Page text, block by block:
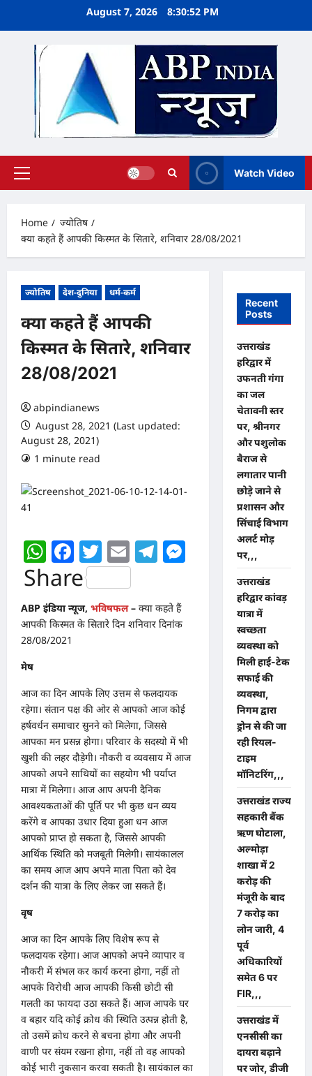
August 7, 2026 8:30:52 PM
Primary
Watch Video
Home
ज्योतिष
क्या कहते हैं आपकी किस्मत के सितारे, शनिवार 28/08/2021
ज्योतिष देश-दुनिया धर्म-कर्म
क्या कहते हैं आपकी
किस्मत के सितारे, शनिवार
28/08/2021
abpindianews
August 28, 2021 (Last updated:
August 28, 2021)
1 minute read
WhatsApp
Facebook
Twitter
EmailTelegram
Messenger
Share
ABP इंडिया न्यूज, भविषफल– क्या कहते हैं
आपकी किस्मत के सितारे दिन शनिवार दिनांक
28/08/2021
मेष
आज का दिन आपके लिए उत्तम से फलदायक
रहेगा। संतान पक्ष की ओर से आपको आज कोई
हर्षवर्धन समाचार सुनने को मिलेगा, जिससे
आपका मन प्रसन्न होगा। परिवार के सदस्यो में भी
खुशी की लहर दौड़ेगी। नौकरी व व्यवसाय में आज
आपको अपने साथियों का सहयोग भी पर्याप्त
मात्रा में मिलेगा। आज आप अपनी दैनिक
आवश्यकताओं की पूर्ति पर भी कुछ धन व्यय
करेंगे व आपका उधार दिया हुआ धन आज
आपको प्राप्त हो सकता है, जिससे आपकी
आर्थिक स्थिति को मजबूती मिलेगी। सायंकालल
का समय आज आप अपने माता पिता को देव
दर्शन की यात्रा के लिए लेकर जा सकते हैं।
वृष
आज का दिन आपके लिए विशेष रूप से
फलदायक रहेगा। आज आपको अपने व्यापार व
नौकरी में संभल कर कार्य करना होगा, नहीं तो
आपके विरोधी आज आपकी किसी छोटी सी
गलती का फायदा उठा सकते हैं। आज आपके घर
व बहार यदि कोई क्रोध की स्थिति उत्पन्न होती है,
तो उसमें क्रोध करने से बचना होगा और अपनी
वाणी पर संयम रखना होगा, नहीं तो वह आपको
कोई भारी नुकसान करवा सकती है। सायंकाल का
Recent
Posts
उत्तराखंड
हरिद्वार में
उफनती गंगा
का जल
चेतावनी स्तर
पर, श्रीनगर
और पशुलोक
बैराज से
लगातार पानी
छोड़े जाने से
प्रशासन और
सिंचाई विभाग
अलर्ट मोड़
पर,,,
उत्तराखंड
हरिद्वार कांवड़
यात्रा में
स्वच्छता
व्यवस्था को
मिली हाई-टेक
सफाई की
व्यवस्था,
निगम द्वारा
ड्रोन से की जा
रही रियल-
टाइम
मॉनिटरिंग,,,
उत्तराखंड राज्य
सहकारी बैंक
ऋण घोटाला,
अल्मोड़ा
शाखा में 2
करोड़ की
मंजूरी के बाद
7 करोड़ का
लोन जारी, 4
पूर्व
अधिकारियों
समेत 6 पर
FIR,,,
उत्तराखंड में
एनसीसी का
दायरा बढ़ाने
पर जोर, डीजी